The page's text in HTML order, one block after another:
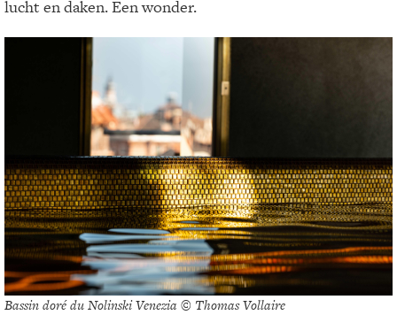
lucht en daken. Een wonder.
Bassin doré du Nolinski Venezia © Thomas Vollaire